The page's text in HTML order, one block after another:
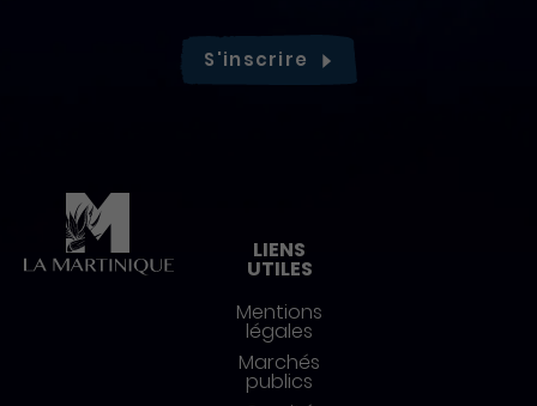
S'inscrire
LIENS
UTILES
Mentions
légales
Marchés
publics